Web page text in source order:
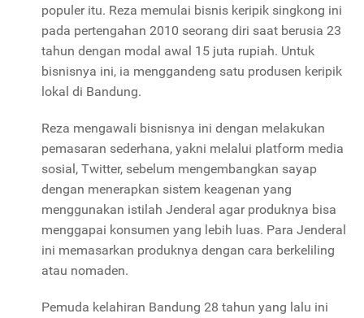
populer itu. Reza memulai bisnis keripik singkong ini
pada pertengahan 2010 seorang diri saat berusia 23
tahun dengan modal awal 15 juta rupiah. Untuk
bisnisnya ini, ia menggandeng satu produsen keripik
lokal di Bandung.
Reza mengawali bisnisnya ini dengan melakukan
pemasaran sederhana, yakni melalui platform media
sosial, Twitter, sebelum mengembangkan sayap
dengan menerapkan sistem keagenan yang
menggunakan istilah Jenderal agar produknya bisa
menggapai konsumen yang lebih luas. Para Jenderal
ini memasarkan produknya dengan cara berkeliling
atau nomaden.
Pemuda kelahiran Bandung 28 tahun yang lalu ini